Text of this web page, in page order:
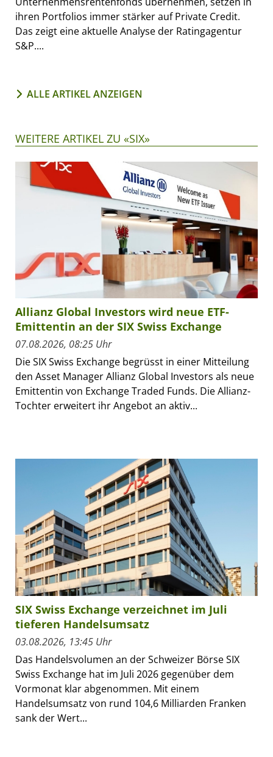
ihren Portfolios immer stärker auf Private Credit.
Das zeigt eine aktuelle Analyse der Ratingagentur
S&P....
ALLE ARTIKEL ANZEIGEN
WEITERE ARTIKEL ZU «SIX»
Allianz Global Investors wird neue ETF-
Emittentin an der SIX Swiss Exchange
07.08.2026, 08:25 Uhr
Die SIX Swiss Exchange begrüsst in einer Mitteilung
den Asset Manager Allianz Global Investors als neue
Emittentin von Exchange Traded Funds. Die Allianz-
Tochter erweitert ihr Angebot an aktiv...
SIX Swiss Exchange verzeichnet im Juli
tieferen Handelsumsatz
03.08.2026, 13:45 Uhr
Das Handelsvolumen an der Schweizer Börse SIX
Swiss Exchange hat im Juli 2026 gegenüber dem
Vormonat klar abgenommen. Mit einem
Handelsumsatz von rund 104,6 Milliarden Franken
sank der Wert...